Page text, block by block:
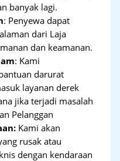
banyak lagi.
: Penyewa dapat
dari Laja
dan keamanan.
: Kami
darurat
layanan derek
jika terjadi masalah
Pelanggan
Kami akan
rusak atau
dengan kendaraan